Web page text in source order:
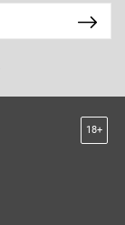
18+